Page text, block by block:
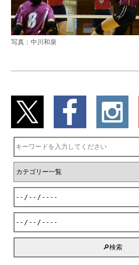
写真：中川和泉